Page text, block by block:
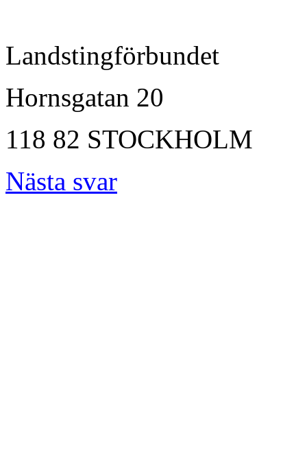
Landstingförbundet
Hornsgatan 20
118 82 STOCKHOLM
Nästa svar